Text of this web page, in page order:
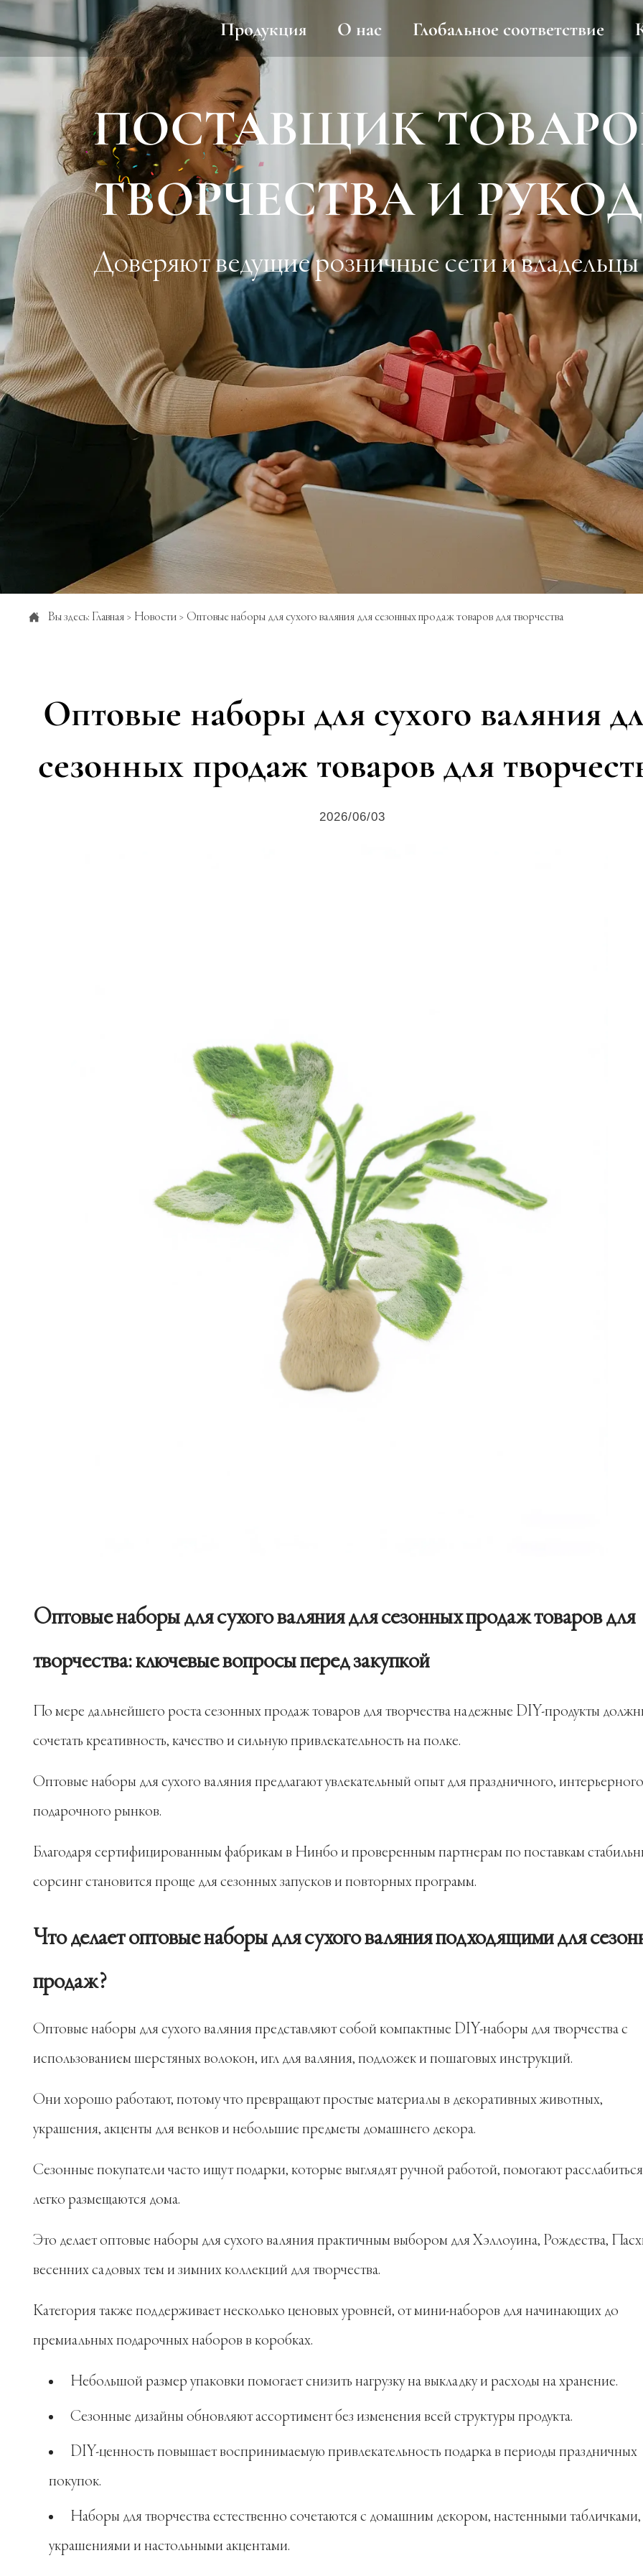
Продукция О нас Глобальное соответствие
ПОСТАВЩИК
ТВОРЧЕСТВА И
Доверяют ведущие розничные сети и
 Вы здесь: Главная> Новости> Оптовые наборы для сухого валяния для сезонных продаж товаров для творчества
Оптовые наборы для сухого валяния
сезонных продаж товаров для
2026/06/03
Оптовые наборы для сухого валяния для сезонных продаж товаров для
творчества: ключевые вопросы перед закупкой
По мере дальнейшего роста сезонных продаж товаров для творчества надежные DIY-продукты
сочетать креативность, качество и сильную привлекательность на полке.
Оптовые наборы для сухого валяния предлагают увлекательный опыт для праздничного,
подарочного рынков.
Благодаря сертифицированным фабрикам в Нинбо и проверенным партнерам по поставкам
сорсинг становится проще для сезонных запусков и повторных программ.
Что делает оптовые наборы для сухого валяния подходящими для
продаж?
Оптовые наборы для сухого валяния представляют собой компактные DIY-наборы для творчества с
использованием шерстяных волокон, игл для валяния, подложек и пошаговых инструкций.
Они хорошо работают, потому что превращают простые материалы в декоративных животных,
украшения, акценты для венков и небольшие предметы домашнего декора.
Сезонные покупатели часто ищут подарки, которые выглядят ручной работой, помогают
легко размещаются дома.
Это делает оптовые наборы для сухого валяния практичным выбором для Хэллоуина, Рождества,
весенних садовых тем и зимних коллекций для творчества.
Категория также поддерживает несколько ценовых уровней, от мини-наборов для начинающих до
премиальных подарочных наборов в коробках.
Небольшой размер упаковки помогает снизить нагрузку на выкладку и расходы на хранение.
Сезонные дизайны обновляют ассортимент без изменения всей структуры продукта.
DIY-ценность повышает воспринимаемую привлекательность подарка в периоды праздничных
покупок.
Наборы для творчества естественно сочетаются с домашним декором, настенными табличками,
украшениями и настольными акцентами.